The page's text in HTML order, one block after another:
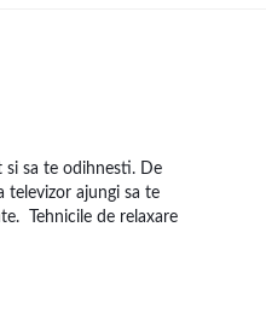
si sa te odihnesti. De
televizor ajungi sa te
Tehnicile de relaxare